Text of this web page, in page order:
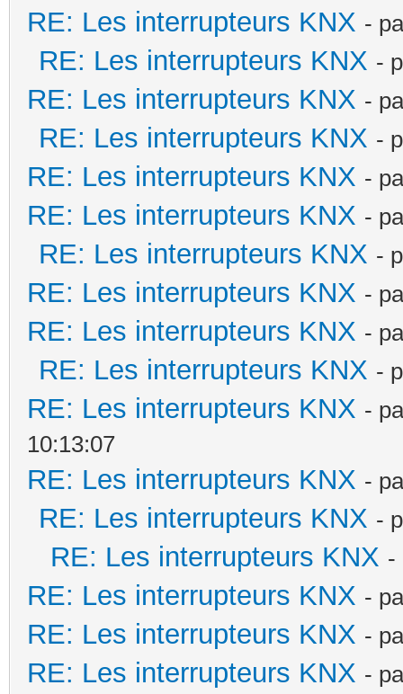
RE: Les interrupteurs KNX -
RE: Les interrupteurs KNX -
RE: Les interrupteurs KNX -
RE: Les interrupteurs KNX -
RE: Les interrupteurs KNX -
RE: Les interrupteurs KNX -
RE: Les interrupteurs KNX -
RE: Les interrupteurs KNX -
RE: Les interrupteurs KNX -
RE: Les interrupteurs KNX -
RE: Les interrupteurs KNX -
10:13:07
RE: Les interrupteurs KNX -
RE: Les interrupteurs KNX -
RE: Les interrupteurs KNX -
RE: Les interrupteurs KNX -
RE: Les interrupteurs KNX -
RE: Les interrupteurs KNX -